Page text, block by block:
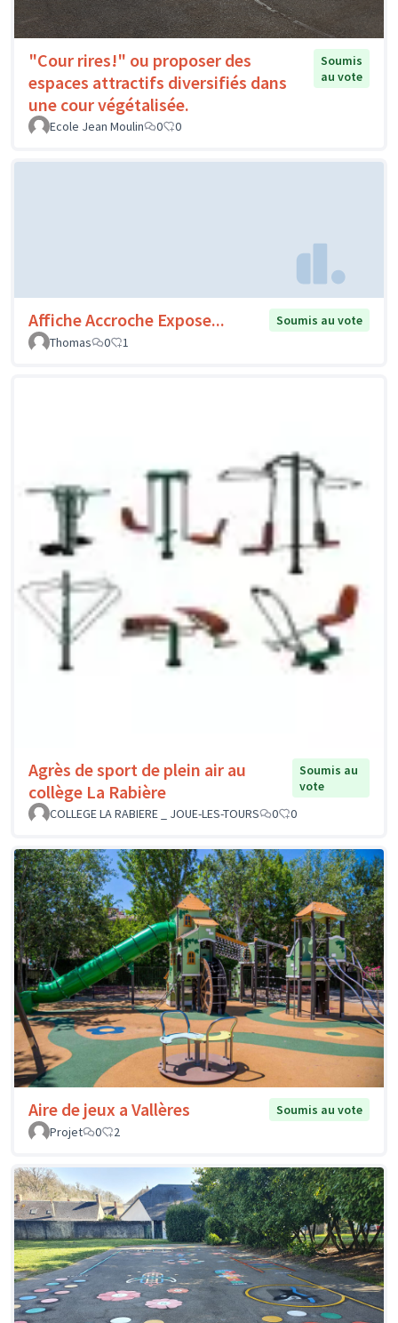
"Cour rires!" ou proposer des
espaces attractifs diversifiés dans
une cour végétalisée.
Soumis
au vote
Ecole Jean Moulin 0 0
Affiche Accroche Expose...
Soumis au vote
Thomas
0 1
Agrès de sport de plein air au
collège La Rabière
Soumis au
vote
COLLEGE LA RABIERE _ JOUE-LES-TOURS
0 0
Aire de jeux a Vallères
Soumis au vote
Projet
0 2